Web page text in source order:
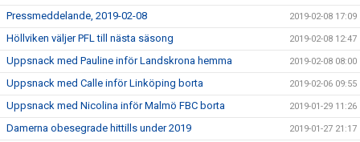
Pressmeddelande, 2019-02-08 2019-02-08 17:09
Höllviken väljer PFL till nästa säsong 2019-02-08 12:47
Uppsnack med Pauline inför Landskrona hemma 2019-02-08 08:00
Uppsnack med Calle inför Linköping borta 2019-02-06 09:55
Uppsnack med Nicolina inför Malmö FBC borta 2019-01-29 11:26
Damerna obesegrade hittills under 2019 2019-01-27 21:17